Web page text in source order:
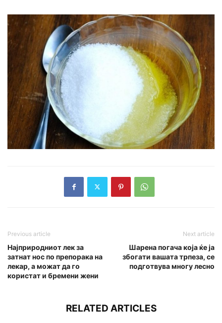
Previous article
Најприродниот лек за
затнат нос по препорака на
лекар, а можат да го
користат и бремени жени
Next article
Шарена погача која ќе ја
збогати вашата трпеза, се
подготвува многу лесно
RELATED ARTICLES